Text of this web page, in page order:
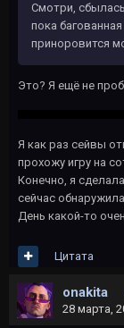
Смотри,
пока
приноровится
Это? Я ещё не
Я как раз сейвы
прохожу игру на
Конечно, я
сейчас
День какой-то
Цитата
onakita
28 марта,